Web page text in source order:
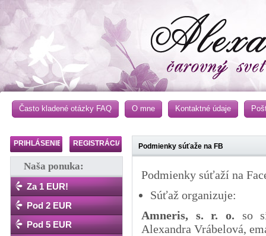
Často kladené otázky FAQ O mne Kontaktné údaje
PRIHLÁSENIE REGISTRÁCIA
Naša ponuka:
Za 1 EUR!
Pod 2 EUR
Pod 5 EUR
Podmienky súťaže na FB
Podmienky súťaží na
Súťaž organizuje:
Amneris, s. r. o. so
Alexandra Vrábelová,